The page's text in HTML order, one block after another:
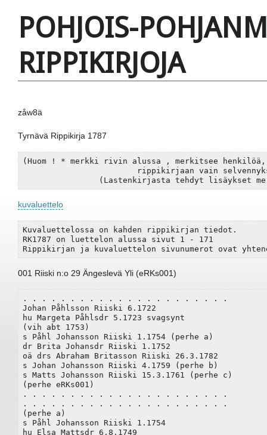
POHJOIS-
RIPPIKIRJOJA
zåw8ä
Tyrnävä Rippikirja 1787
(Huom ! * merkki rivin alussa , merkitsee
(Lastenkirjasta tehdyt lisäykset
kuvaluettelo
Kuvaluettelossa on kahden rippikirjan tiedot.
RK1787 on luettelon alussa sivut 1 - 171
Rippikirjan ja kuvaluettelon sivunumerot ovat
001 Riiski n:o 29 Ängeslevä Yli (eRKs001)
. . . . . . . . . . . . . . . . . . . . . .
Johan Påhlsson Riiski 6.1722
hu Margeta Påhlsdr 5.1723 svagsynt
(vih abt 1753)
s Påhl Johansson Riiski 1.1754 (perhe a)
dr Brita Johansdr Riiski 1.1752
oä drs Abraham Britasson Riiski 26.3.1782
s Johan Johansson Riiski 4.1759 (perhe b)
s Matts Johansson Riiski 15.3.1761 (perhe c)
(perhe eRKs001)
. . . . . . . . . . . . . . . . . . . . . .
. . . . . . . . . . . . . . . . . . . . . .
(perhe a)
s Påhl Johansson Riiski 1.1754
hu Elsa Mattsdr 6.8.1749